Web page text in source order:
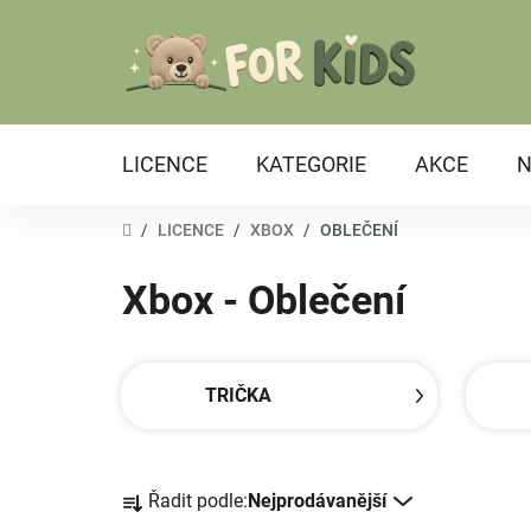
LICENCE KATEGORIE AKCE
DOMŮ
/ LICENCE / XBOX / OBLEČENÍ
Xbox - Oblečení
TRIČKA
a
Řadit podle: Nejprodávanější